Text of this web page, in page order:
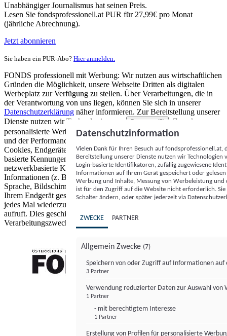
Unabhängiger Journalismus hat seinen Preis.
Lesen Sie fondsprofessionell.at PUR für 27,99€ pro Monat
(jährliche Abrechnung).
Jetzt abonnieren
Sie haben ein PUR-Abo? Hier anmelden.
FONDS professionell mit Werbung: Wir nutzen aus wirtschaftlichen
Gründen die Möglichkeit, unsere Webseite Dritten als digitalen
Werbeplatz zur Verfügung zu stellen. Über Verarbeitungen, die in
der Verantwortung von uns liegen, können Sie sich in unserer
Datenschutzerklärung näher informieren. Zur Bereitstellung unserer
Dienste nutzen wir Technologien von
Partnern (5)
. Zwecke:
personalisierte Werbung und Inhalte, Messung von Werbeleistung
und der Performance von Inhalten sowie Zielgruppenforschung.
Cookies, Endgeräte- oder ähnliche Online-Kennungen (z. B. login-
basierte Kennungen, zufällig generierte Kennungen,
netzwerkbasierte Kennungen) können zusammen mit anderen
Informationen (z. B. Browsertyp und Browserinformationen,
Sprache, Bildschirmgröße, unterstützte Technologien usw.) auf
Ihrem Endgerät gespeichert oder von dort ausgelesen werden, um es
jedes Mal wiederzuerkennen, wenn es eine App oder einer Webseite
aufruft. Dies geschieht für einen oder mehrere der hier aufgeführten
Verarbeitungszwecke.
Datenschutzinformation
Vielen Dank für Ihren Besuch auf
Bereitstellung unserer Dienste nutzen wir Technologien
Login-basierte Identifikatoren, zufällig zugewiesene
Informationen auf Ihrem Gerät gespeichert oder
Werbung und Inhalte, Messung von Werbeleistung
ist für den Zugriff auf die Website nicht erforderlich.
Schalter ändern, oder später jederzeit via
ZWECKE PARTNER
Allgemein Zwecke (7)
Speichern von oder Zugriff auf Informationen auf
3 Partner
Verwendung reduzierter Daten zur Auswahl von
1 Partner
- mit berechtigtem Interesse
1 Partner
Erstellung von Profilen für personalisierte
FONDS professionell